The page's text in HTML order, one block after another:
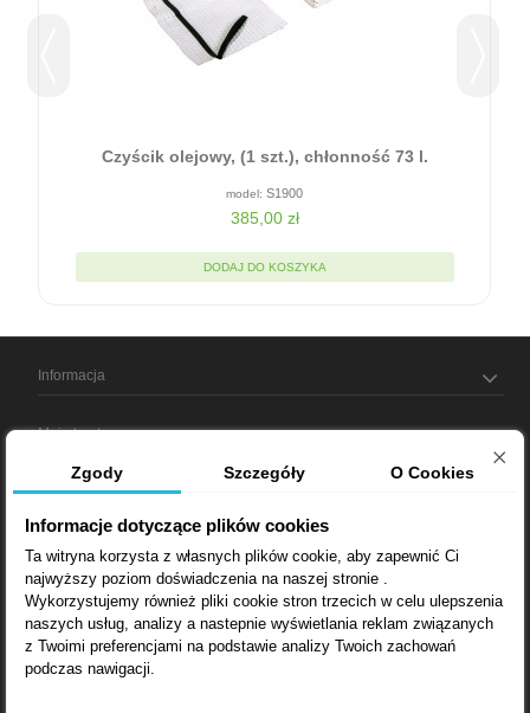
Czyścik olejowy, (1 szt.), chłonność 73 l.
S1900
385,00 zł
DODAJ DO KOSZYKA
Informacja
Moje konto
Informacja o sklepie
Bądź na bieżąco
Dostarczamy:
Lubin, Wrocław, Opole, Wałbrzych, Bytom, Gliwice, Poznań, Zielona
Zgody Szczegóły O Cookies
Informacje dotyczące plików cookies
Ta witryna korzysta z własnych plików cookie, aby zapewnić Ci
najwyższy poziom doświadczenia na naszej stronie .
Wykorzystujemy również pliki cookie stron trzecich w celu ulepszenia
naszych usług, analizy a nastepnie wyświetlania reklam związanych
z Twoimi preferencjami na podstawie analizy Twoich zachowań
podczas nawigacji.